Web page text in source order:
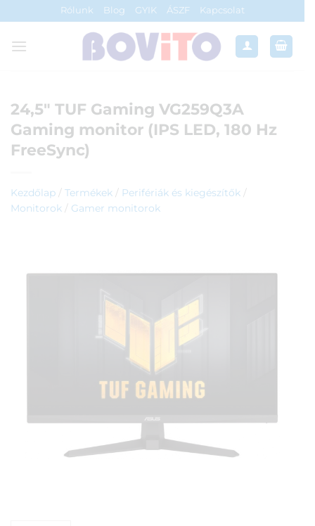
to
content
Rólunk Blog GYIK ÁSZF Kapcsolat
24,5″ TUF Gaming VG259Q3A
Gaming monitor (IPS LED, 180 Hz
FreeSync)
Kezdőlap / Termékek / Perifériák és kiegészítők /
Monitorok / Gamer monitorok